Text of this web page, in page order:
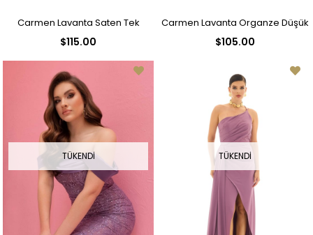
Carmen Lavanta Saten Tek
Elbise
$115.00
Carmen Lavanta Organze Düşük
$105.00
TÜKENDI TÜKENDI